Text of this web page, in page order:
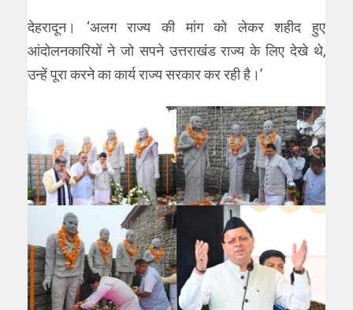
देहरादून। ‘अलग राज्य की मांग को लेकर शहीद हुए
आंदोलनकारियों ने जो सपने उत्तराखंड राज्य के लिए देखे थे,
उन्हें पूरा करने का कार्य राज्य सरकार कर रही है।’